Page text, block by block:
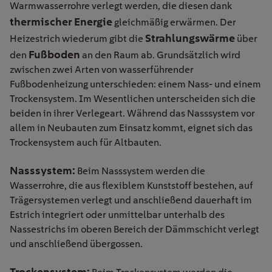
Warmwasserrohre verlegt werden, die diesen dank
thermischer Energie gleichmäßig erwärmen. Der
Heizestrich wiederum gibt die Strahlungswärme über
den Fußboden an den Raum ab. Grundsätzlich wird
zwischen zwei Arten von wasserführender
Fußbodenheizung unterschieden: einem Nass- und einem
Trockensystem. Im Wesentlichen unterscheiden sich die
beiden in ihrer Verlegeart. Während das Nasssystem vor
allem in Neubauten zum Einsatz kommt, eignet sich das
Trockensystem auch für Altbauten.
Nasssystem: Beim Nasssystem werden die
Wasserrohre, die aus flexiblem Kunststoff bestehen, auf
Trägersystemen verlegt und anschließend dauerhaft im
Estrich integriert oder unmittelbar unterhalb des
Nassestrichsim oberen Bereich der Dämmschicht verlegt
und anschließend übergossen.